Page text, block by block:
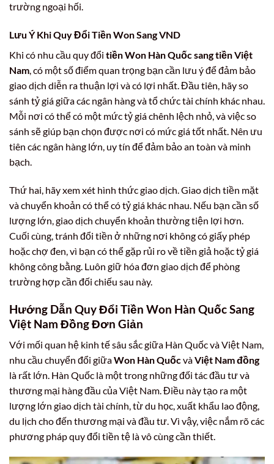
trường ngoại hối.
Lưu Ý Khi Quy Đổi Tiền Won Sang VND
Khi có nhu cầu quy đổi tiền Won Hàn Quốc sang tiền Việt
Nam, có một số điểm quan trọng bạn cần lưu ý để đảm bảo
giao dịch diễn ra thuận lợi và có lợi nhất. Đầu tiên, hãy so
sánh tỷ giá giữa các ngân hàng và tổ chức tài chính khác nhau.
Mỗi nơi có thể có một mức tỷ giá chênh lệch nhỏ, và việc so
sánh sẽ giúp bạn chọn được nơi có mức giá tốt nhất. Nên ưu
tiên các ngân hàng lớn, uy tín để đảm bảo an toàn và minh
bạch.
Thứ hai, hãy xem xét hình thức giao dịch. Giao dịch tiền mặt
và chuyển khoản có thể có tỷ giá khác nhau. Nếu bạn cần số
lượng lớn, giao dịch chuyển khoản thường tiện lợi hơn.
Cuối cùng, tránh đổi tiền ở những nơi không có giấy phép
hoặc chợ đen, vì bạn có thể gặp rủi ro về tiền giả hoặc tỷ giá
không công bằng. Luôn giữ hóa đơn giao dịch để phòng
trường hợp cần đối chiếu sau này.
Hướng Dẫn Quy Đổi Tiền Won Hàn Quốc Sang
Việt Nam Đồng Đơn Giản
Với mối quan hệ kinh tế sâu sắc giữa Hàn Quốc và Việt Nam,
nhu cầu chuyển đổi giữaWon Hàn QuốcvàViệt Nam đồng
là rất lớn. Hàn Quốc là một trong những đối tác đầu tư và
thương mại hàng đầu của Việt Nam. Điều này tạo ra một
lượng lớn giao dịch tài chính, từ du học, xuất khẩu lao động,
du lịch cho đến thương mại và đầu tư. Vì vậy, việc nắm rõ các
phương pháp quy đổi tiền tệ là vô cùng cần thiết.